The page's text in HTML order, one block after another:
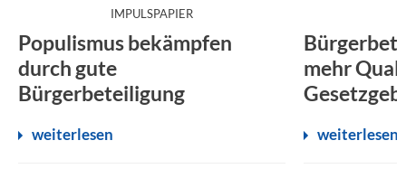
IMPULSPAPIER:
Populismus bekämpfen
durch gute
Bürgerbeteiligung
weiterlesen
mehr
weiterlesen